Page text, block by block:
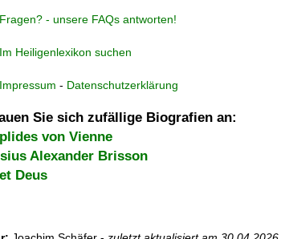
Fragen? - unsere FAQs antworten!
Im Heiligenlexikon suchen
Impressum - Datenschutzerklärung
Sie sich zufällige Biografien an:
von Vienne
Alexander Brisson
Deus